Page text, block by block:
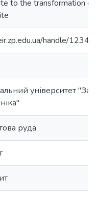
to the transformation
handle/
університет
руда